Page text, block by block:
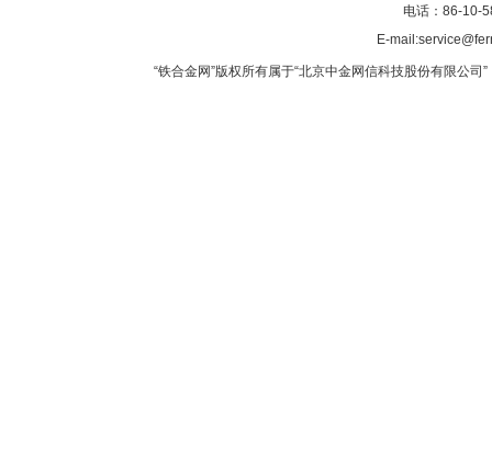
电话：86-10-
E-
“铁合金网”版权所有属于“北京中金网信科技股份有限公司